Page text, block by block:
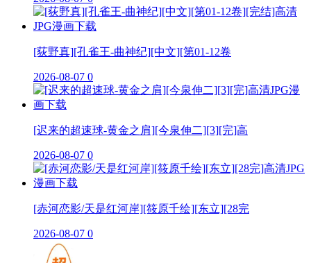
[荻野真][孔雀王-曲神纪][中文][第01-12卷
2026-08-07 0
[迟来的超速球-黄金之肩][今泉伸二][3][完]高
2026-08-07 0
[赤河恋影/天是红河岸][筱原千绘][东立][28完
2026-08-07 0